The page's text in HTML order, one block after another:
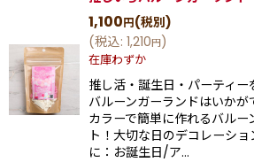
1,100円(税別)
(税込: 1,210円)
在庫わずか
推し活・誕生日・パーティー
バルーンガーランドはいか
カラーで簡単に作れるバルー
ト！大切な日のデコレーシ
に：お誕生日/ア…